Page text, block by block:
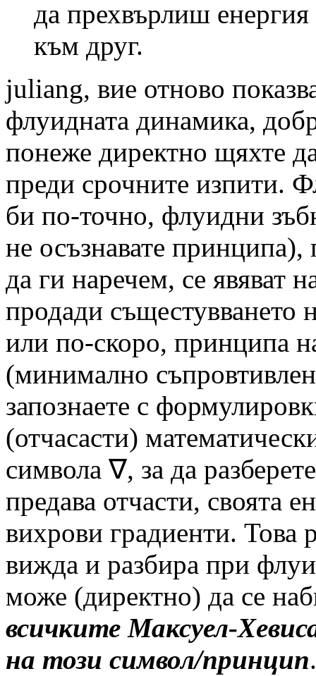
да прехвърлиш
към друг.
juliang, вие отново
флуидната динамика,
понеже директно щяхте
преди срочните изпити.
би по-точно, флуидни
не осъзнавате
да ги наречем, се явяват
продади същестувването
или по-скоро, принципа
(минимално
запознаете с
(отчасасти)
символа ∇, за да
предава отчасти, своята
вихрови градиенти. Това
вижда и разбира при
може (директно) да се
всичките Максуел-
на този символ/принцип.